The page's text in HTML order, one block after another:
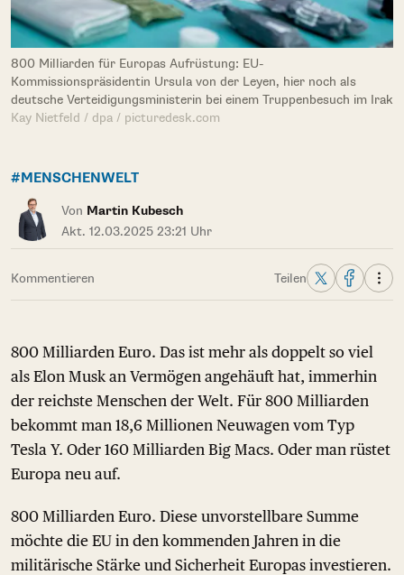
800 Milliarden für Europas Aufrüstung: EU-
Kommissionspräsidentin Ursula von der Leyen, hier noch als
deutsche Verteidigungsministerin bei einem Truppenbesuch im Irak
Kay Nietfeld / dpa / picturedesk.com
#MENSCHENWELT
Von Martin Kubesch
Akt. 12.03.2025 23:21 Uhr
Kommentieren Teilen
800 Milliarden Euro. Das ist mehr als doppelt so viel
als Elon Musk an Vermögen angehäuft hat, immerhin
der reichste Menschen der Welt. Für 800 Milliarden
bekommt man 18,6 Millionen Neuwagen vom Typ
Tesla Y. Oder 160 Milliarden Big Macs. Oder man rüstet
Europa neu auf.
800 Milliarden Euro. Diese unvorstellbare Summe
möchte die EU in den kommenden Jahren in die
militärische Stärke und Sicherheit Europas investieren.